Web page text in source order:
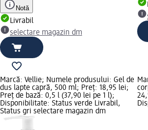
Notă
Livrabil
selectare magazin dm
Marcă: Vellie; Numele produsului: Gel de
dus lapte capră, 500 ml; Preț: 18,95 lei;
Preț de bază: 0,5 l (37,90 lei pe 1 l);
Disponibilitate: Status verde Livrabil,
Status gri selectare magazin dm